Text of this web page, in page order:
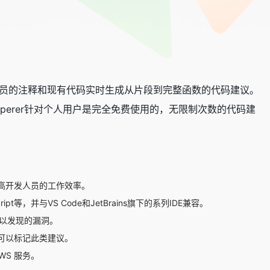
注释和现有代码实时生成从片段到完整函数的代码建议。
针对个人用户是完全免费使用的，无限制次数的代码建
发人员的工作效率。
等，并与VS Code和JetBrains旗下的系列IDE兼容。
现的漏洞。
标记此类建议。
服务。